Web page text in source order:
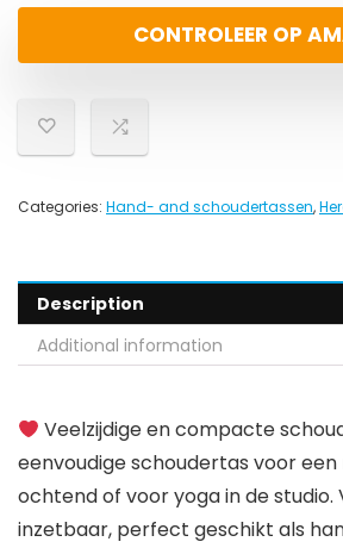
CONTROLEER OP
Categories: Hand- and schoudertassen,
Description
Additional information
Veelzijdige en compacte
eenvoudige schoudertas voor
ochtend of voor yoga in de studio.
inzetbaar, perfect geschikt als